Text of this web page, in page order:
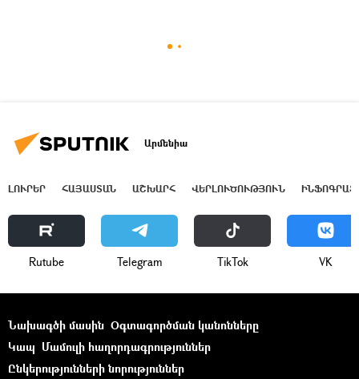
Արմենիա
ԼՈՒՐԵՐ ՀԱՅԱՍՏԱՆ ԱՇԽԱՐՀ ՎԵՐԼՈՒԾՈՒԹՅՈՒՆ
Rutube Telegram ТikТоk VK
Նախագծի մասին Օգտագործման կանոնները
Կապ Մամուլի հաղորդագրություններ
Ընկերությունների նորություններ